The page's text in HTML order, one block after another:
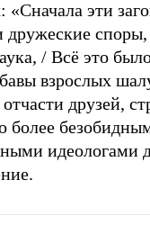
«Сначала эти
споры,
/ Всё это
взрослых
друзей,
более
идеологами